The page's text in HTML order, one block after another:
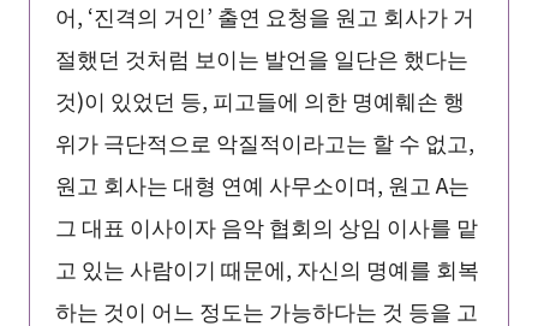
어, ‘진격의 거인’ 출연 요청을 원고 회사가 거
절했던 것처럼 보이는 발언을 일단은 했다는
것)이 있었던 등, 피고들에 의한 명예훼손 행
위가 극단적으로 악질적이라고는 할 수 없고,
원고 회사는 대형 연예 사무소이며, 원고 A는
그 대표 이사이자 음악 협회의 상임 이사를 맡
고 있는 사람이기 때문에, 자신의 명예를 회복
하는 것이 어느 정도는 가능하다는 것 등을 고